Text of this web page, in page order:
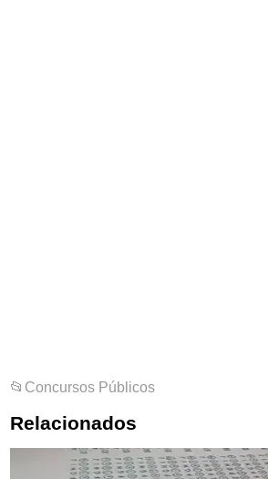
📂 Concursos Públicos
Relacionados